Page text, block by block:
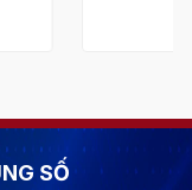
SỐ